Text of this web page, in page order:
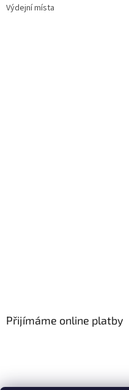
Výdejní místa
Přijímáme online platby